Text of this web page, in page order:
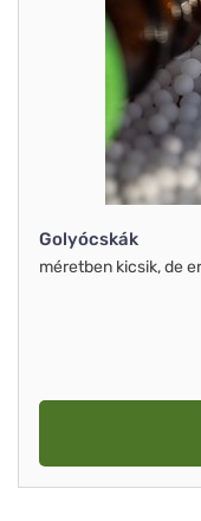
Golyócskák
méretben kicsik, de